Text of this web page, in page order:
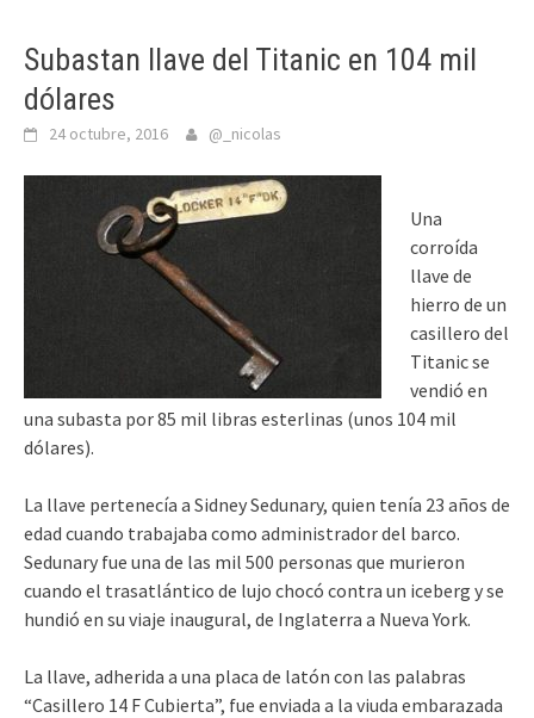
Subastan llave del Titanic en 104 mil
dólares
24 octubre, 2016 @_nicolas
Una
corroída
llave de
hierro de un
casillero del
Titanic se
vendió en
una subasta por 85 mil libras esterlinas (unos 104 mil
dólares).
La llave pertenecía a Sidney Sedunary, quien tenía 23 años de
edad cuando trabajaba como administrador del barco.
Sedunary fue una de las mil 500 personas que murieron
cuando el trasatlántico de lujo chocó contra un iceberg y se
hundió en su viaje inaugural, de Inglaterra a Nueva York.
La llave, adherida a una placa de latón con las palabras
“Casillero 14 F Cubierta”, fue enviada a la viuda embarazada